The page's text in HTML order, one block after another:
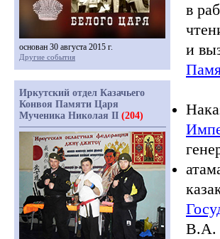
в
и
В.А.
основан 30 августа 2015 г.
Другие события
Иркутский отдел Казачьего
Конвоя Памяти Царя
Мученика Николая II (204)